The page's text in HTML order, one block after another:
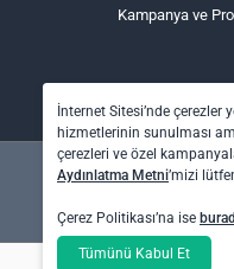
Kampanya ve
Otel
İnternet Sitesi’nde
hizmetlerinin sunulması
çerezleri ve özel
Aydınlatma Metni’mizi
Çerez Politikası’na ise
Tümünü Kabul Et